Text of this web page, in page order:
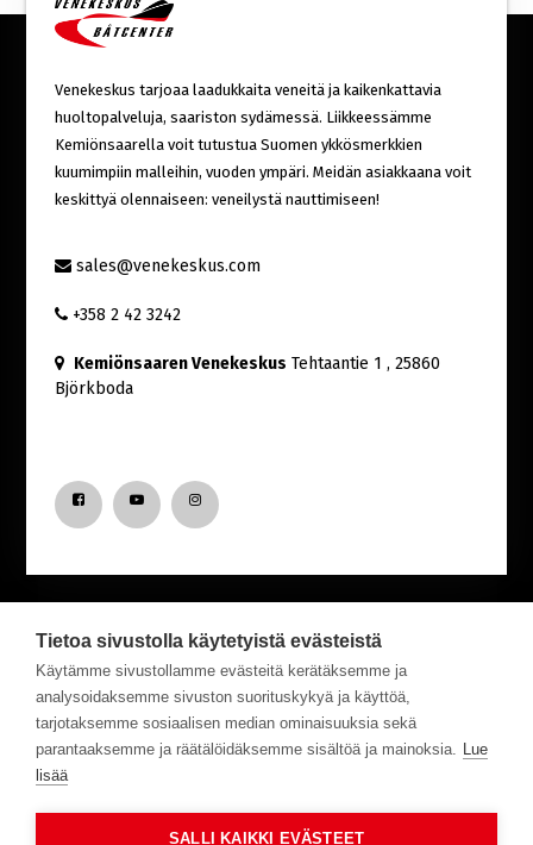
Venekeskus tarjoaa laadukkaita veneitä ja kaikenkattavia
huoltopalveluja, saariston sydämessä. Liikkeessämme
Kemiönsaarella voit tutustua Suomen ykkösmerkkien
kuumimpiin malleihin, vuoden ympäri. Meidän asiakkaana voit
keskittyä olennaiseen: veneilystä nauttimiseen!
sales@venekeskus.com
+358 2 42 3242
Kemiönsaaren Venekeskus Tehtaantie 1 , 25860
Björkboda
Haluatko saada uutisia Venekeskuksesta?
Tilaa meidän uutiskirje!
Tietoa sivustolla käytetyistä evästeistä
Käytämme sivustollamme evästeitä kerätäksemme ja
analysoidaksemme sivuston suorituskykyä ja käyttöä,
tarjotaksemme sosiaalisen median ominaisuuksia sekä
parantaaksemme ja räätälöidäksemme sisältöä ja mainoksia. Lue
lisää
SALLI KAIKKI EVÄSTEET